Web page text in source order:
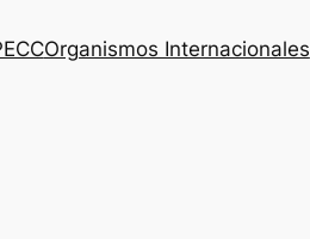
Organismos Internacionales